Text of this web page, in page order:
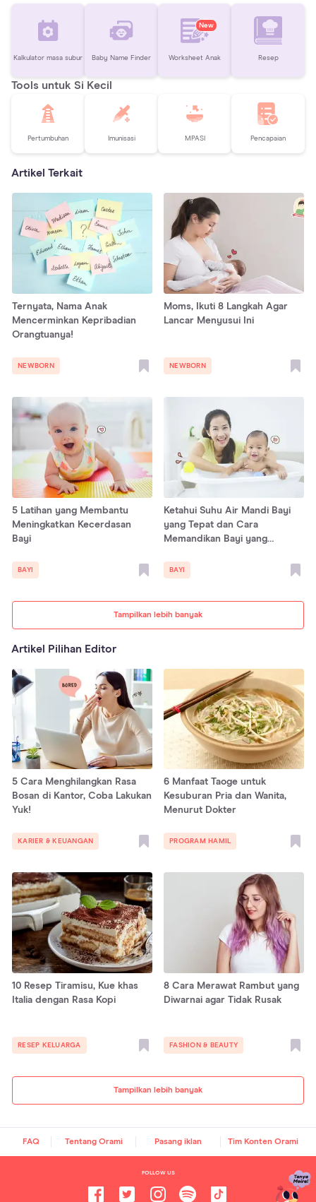
Kalkulator masa subur Baby Name Finder
New
Worksheet Anak Resep
Tools untuk Si Kecil
Pertumbuhan Imunisasi MPASI Pencapaian
Artikel Terkait
Tampilkan lebih banyak
Ternyata, Nama Anak
Mencerminkan Kepribadian
Orangtuanya!
NEWBORN
Moms, Ikuti 8 Langkah Agar
Lancar Menyusui Ini
NEWBORN
5 Latihan yang Membantu
Meningkatkan Kecerdasan
Bayi
BAYI
Ketahui Suhu Air Mandi Bayi
yang Tepat dan Cara
Memandikan Bayi yang
BAYI
Artikel Pilihan Editor
Tampilkan lebih banyak
5 Cara Menghilangkan Rasa
Bosan di Kantor, Coba Lakukan
Yuk!
KARIER & KEUANGAN
6 Manfaat Taoge untuk
Kesuburan Pria dan Wanita,
Menurut Dokter
PROGRAM HAMIL
10 Resep Tiramisu, Kue khas
Italia dengan Rasa Kopi
RESEP KELUARGA
8 Cara Merawat Rambut yang
Diwarnai agar Tidak Rusak
FASHION & BEAUTY
FAQ Tentang Orami Pasang iklan Tim Konten Orami
FOLLOW US